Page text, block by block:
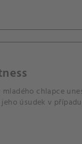
mladého chlapce
úsudek v